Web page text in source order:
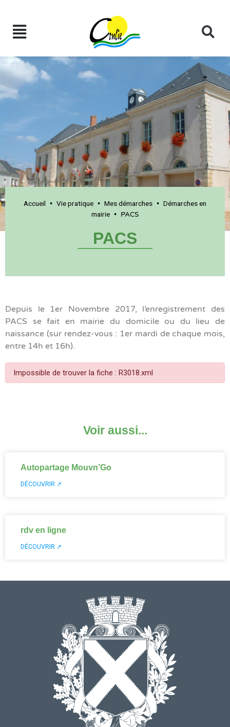
Accueil • Vie pratique • Mes démarches • Démarches en
mairie • PACS
PACS
Depuis le 1er Novembre 2017, l’enregistrement des
PACS se fait en mairie du domicile ou du lieu de
naissance (sur rendez-vous : 1er mardi de chaque mois,
entre 14h et 16h).
Impossible de trouver la fiche : R3018.xml
Voir aussi...
Autopartage Mouvn’Go
DÉCOUVRIR ↗
rdv en ligne
DÉCOUVRIR ↗